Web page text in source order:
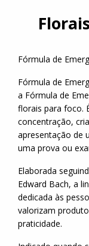
Fórmula de
Fórmula de
a Fórmula de
florais para foco.
concentração,
apresentação de
uma prova ou
Elaborada
Edward Bach, a
dedicada às
valorizam
praticidade.